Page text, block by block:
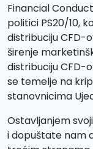
Financial
politici PS20/10,
distribuciju CFD-
širenje
distribuciju CFD-
se temelje na
stanovnicima
Ostavljanjem
i dopuštate nam